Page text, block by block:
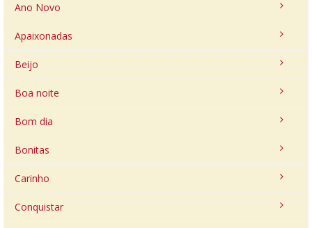
Ano Novo
Apaixonadas
Beijo
Boa noite
Bom dia
Bonitas
Carinho
Conquistar